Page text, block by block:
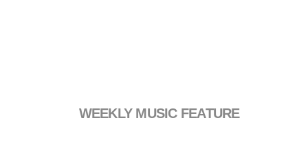
WEEKLY MUSIC FEATURE